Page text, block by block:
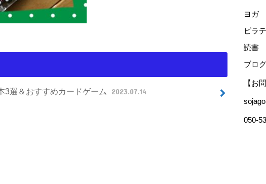
3選＆おすすめカードゲーム 2023.07.14
ヨガ
ピラ
読書
ブログ
【お
050-